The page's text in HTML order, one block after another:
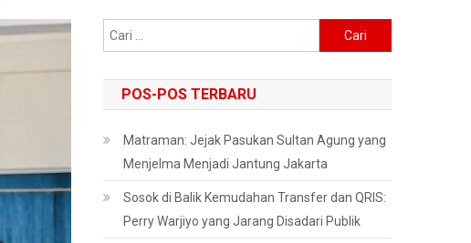
untuk:
POS-POS TERBARU
Matraman: Jejak Pasukan Sultan Agung yang
Menjelma Menjadi Jantung Jakarta
Sosok di Balik Kemudahan Transfer dan QRIS:
Perry Warjiyo yang Jarang Disadari Publik